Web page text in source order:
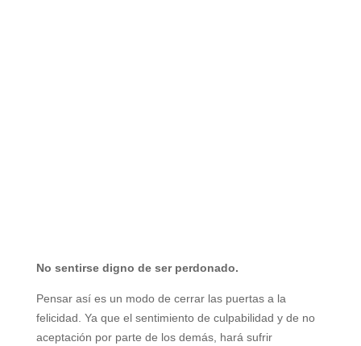
No sentirse digno de ser perdonado.
Pensar así es un modo de cerrar las puertas a la
felicidad. Ya que el sentimiento de culpabilidad y de no
aceptación por parte de los demás, hará sufrir